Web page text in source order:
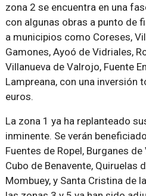
zona 2 se encuentra en una
con algunas obras a punto de
a municipios como Coreses,
Gamones, Ayoó de Vidriales,
Villanueva de Valrojo, Fuente
Lampreana, con una inversión
euros.
La zona 1 ya ha replanteado
inminente. Se verán
Fuentes de Ropel, Burganes
Cubo de Benavente, Quiruelas
Mombuey, y Santa Cristina de